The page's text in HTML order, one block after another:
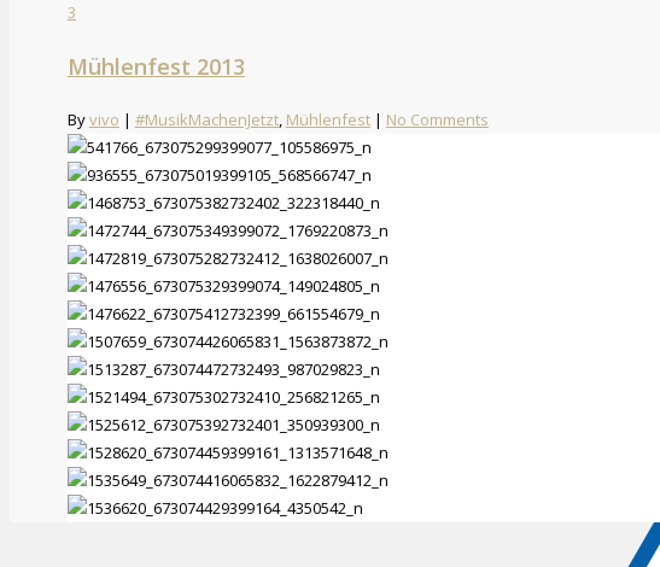
3
Mühlenfest 2013
Byvivo | #MusikMachenJetzt, Mühlenfest | No Comments